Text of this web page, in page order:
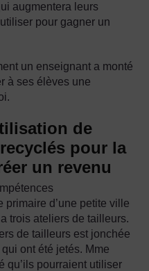
augmentera leurs
pour gagner un
un enseignant a monté
à ses élèves une
de
pour la
un revenu
primaire d’une petite ville
trois ateliers de tailleurs.
de tailleurs est jonchée
ont été jetés. Mme
qu’ils pourraient utiliser